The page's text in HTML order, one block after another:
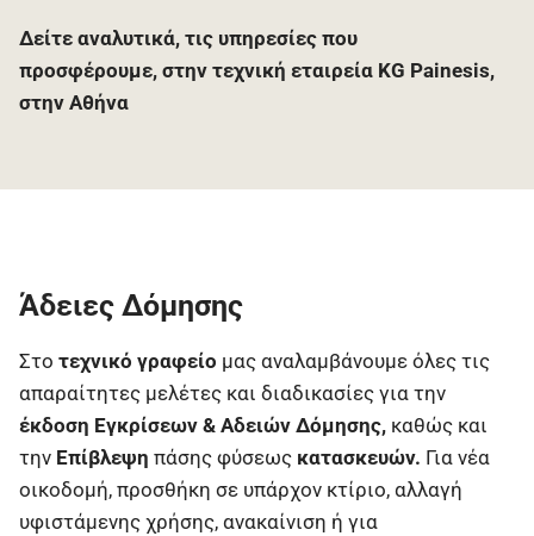
Δείτε αναλυτικά, τις υπηρεσίες που
προσφέρουμε, στην τεχνική εταιρεία KG Painesis,
στην Αθήνα
Άδειες Δόμησης
Στο τεχνικό γραφείο μας αναλαμβάνουμε όλες τις
απαραίτητες μελέτες και διαδικασίες για την
έκδοση Εγκρίσεων & Αδειών Δόμησης, καθώς και
την Επίβλεψη πάσης φύσεως κατασκευών. Για νέα
οικοδομή, προσθήκη σε υπάρχον κτίριο, αλλαγή
υφιστάμενης χρήσης, ανακαίνιση ή για